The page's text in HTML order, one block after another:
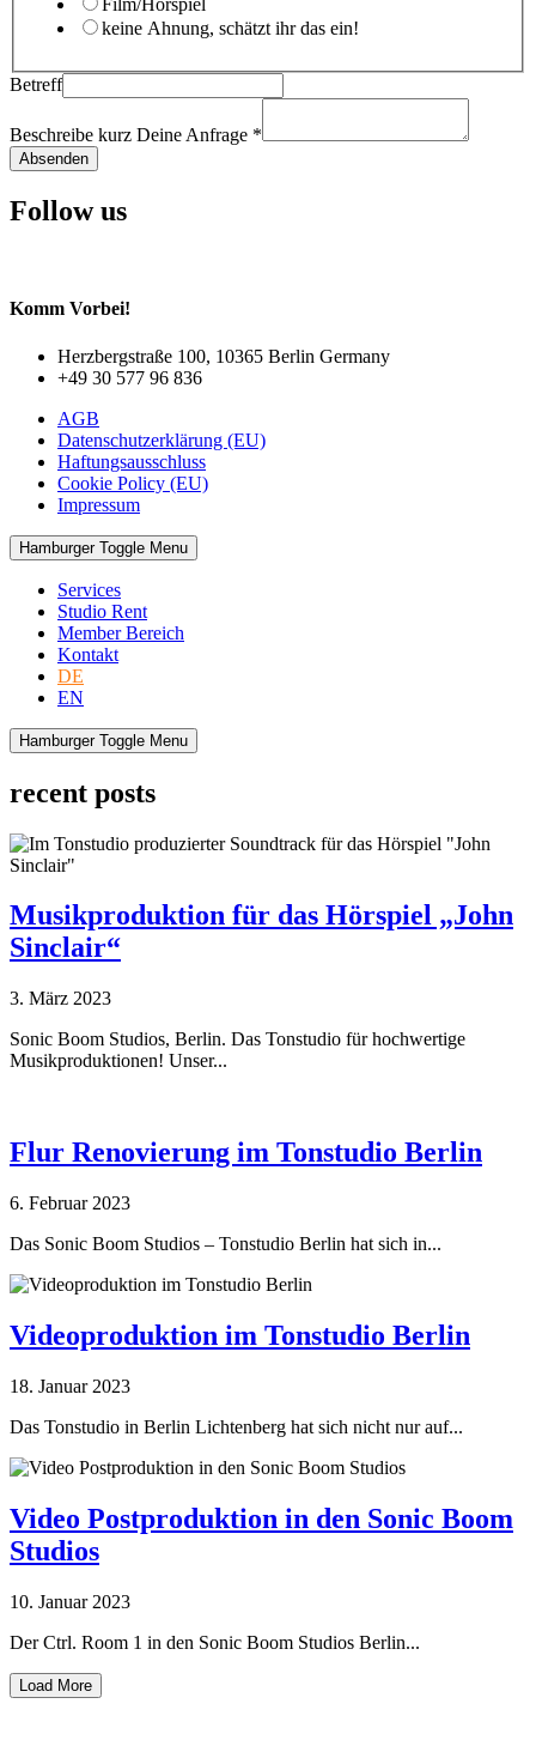
Film/Hörspiel
keine Ahnung, schätzt ihr das ein!
Betreff
Beschreibe kurz Deine Anfrage *
Absenden
Follow us
Komm Vorbei!
Herzbergstraße 100, 10365 Berlin Germany
+49 30 577 96 836
AGB
Datenschutzerklärung (EU)
Haftungsausschluss
Cookie Policy (EU)
Impressum
Hamburger Toggle Menu
Services
Studio Rent
Member Bereich
Kontakt
DE
EN
Hamburger Toggle Menu
recent posts
Musikproduktion für das Hörspiel „John
Sinclair“
3. März 2023
Sonic Boom Studios, Berlin. Das Tonstudio für hochwertige
Musikproduktionen! Unser...
Flur Renovierung im Tonstudio Berlin
6. Februar 2023
Das Sonic Boom Studios – Tonstudio Berlin hat sich in...
Videoproduktion im Tonstudio Berlin
18. Januar 2023
Das Tonstudio in Berlin Lichtenberg hat sich nicht nur auf...
Video Postproduktion in den Sonic Boom
Studios
10. Januar 2023
Der Ctrl. Room 1 in den Sonic Boom Studios Berlin...
Load More